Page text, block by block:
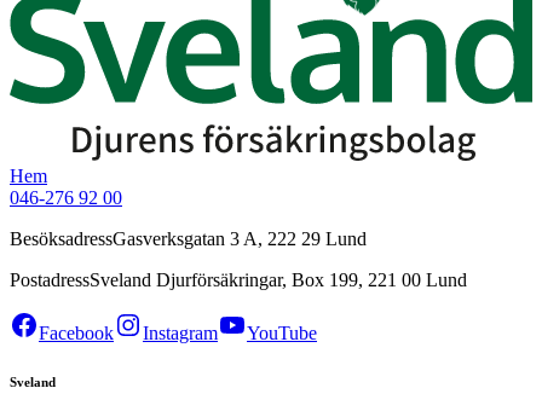
Hem
046-276 92 00
BesöksadressGasverksgatan 3 A, 222 29 Lund
PostadressSveland Djurförsäkringar, Box 199, 221 00 Lund
Facebook Instagram YouTube
Sveland